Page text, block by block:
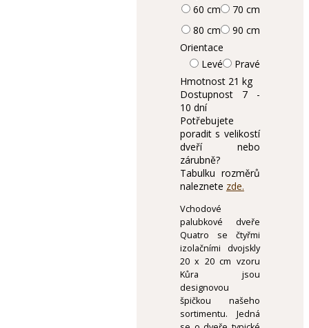
60 cm
70 cm
80 cm
90 cm
Orientace
Levé
Pravé
Hmotnost 21 kg
Dostupnost 7 -
10 dní
Potřebujete
poradit s velikostí
dveří nebo
zárubně?
Tabulku rozměrů
naleznete zde.
Vchodové
palubkové dveře
Quatro se čtyřmi
izolačními dvojskly
20 x 20 cm vzoru
Kůra jsou
designovou
špičkou našeho
sortimentu. Jedná